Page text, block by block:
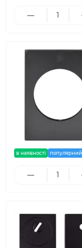
в наявності популярний